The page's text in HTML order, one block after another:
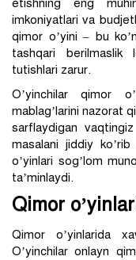
etishning eng
imkoniyatlari va
qimor o’yini – bu
tashqari berilmaslik
tutishlari zarur.
O’yinchilar qimor
mablag’larini nazorat
sarflaydigan
masalani jiddiy
o’yinlari sog’lom
ta’minlaydi.
Qimor
Qimor o’yinlarida
O’yinchilar onlayn